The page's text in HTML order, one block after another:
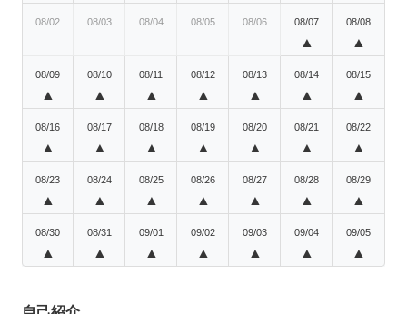
08/02 08/03 08/04 08/05 08/06 08/07
▲
08/08
▲
08/09
▲
08/10
▲
08/11
▲
08/12
▲
08/13
▲
08/14
▲
08/15
▲
08/16
▲
08/17
▲
08/18
▲
08/19
▲
08/20
▲
08/21
▲
08/22
▲
08/23
▲
08/24
▲
08/25
▲
08/26
▲
08/27
▲
08/28
▲
08/29
▲
08/30
▲
08/31
▲
09/01
▲
09/02
▲
09/03
▲
09/04
▲
09/05
▲